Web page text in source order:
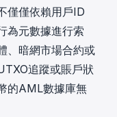
僅僅依賴用戶ID
為元數據進行索
、暗網市場合約或
追蹤或賬戶狀
的AML數據庫無